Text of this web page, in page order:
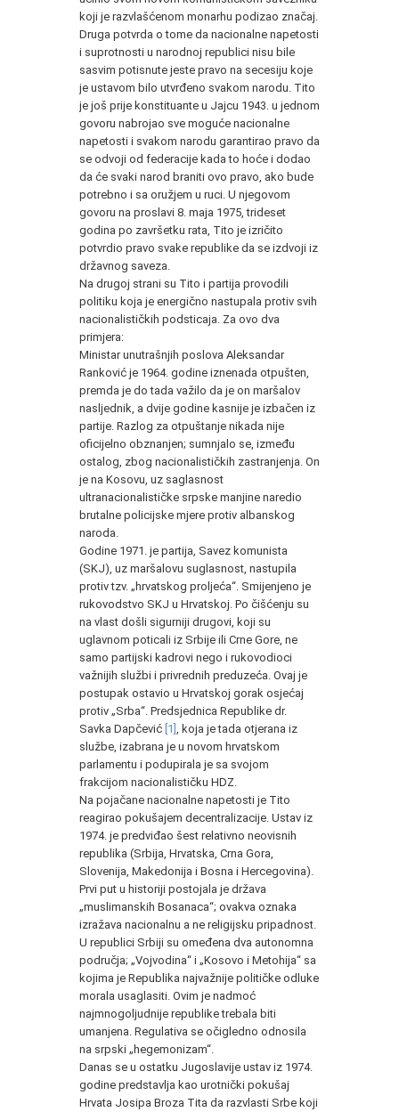
koji je razvlašćenom monarhu podizao značaj.
Druga potvrda o tome da nacionalne napetosti
i suprotnosti u narodnoj republici nisu bile
sasvim potisnute jeste pravo na secesiju koje
je ustavom bilo utvrđeno svakom narodu. Tito
je još prije konstituante u Jajcu 1943. u jednom
govoru nabrojao sve moguće nacionalne
napetosti i svakom narodu garantirao pravo da
se odvoji od federacije kada to hoće i dodao
da će svaki narod braniti ovo pravo, ako bude
potrebno i sa oružjem u ruci. U njegovom
govoru na proslavi 8. maja 1975, trideset
godina po završetku rata, Tito je izričito
potvrdio pravo svake republike da se izdvoji iz
državnog saveza.
Na drugoj strani su Tito i partija provodili
politiku koja je energično nastupala protiv svih
nacionalističkih podsticaja. Za ovo dva
primjera:
Ministar unutrašnjih poslova Aleksandar
Ranković je 1964. godine iznenada otpušten,
premda je do tada važilo da je on maršalov
nasljednik, a dvije godine kasnije je izbačen iz
partije. Razlog za otpuštanje nikada nije
oficijelno obznanjen; sumnjalo se, između
ostalog, zbog nacionalističkih zastranjenja. On
je na Kosovu, uz saglasnost
ultranacionalističke srpske manjine naredio
brutalne policijske mjere protiv albanskog
naroda.
Godine 1971. je partija, Savez komunista
(SKJ), uz maršalovu suglasnost, nastupila
protiv tzv. „hrvatskog proljeća“. Smijenjeno je
rukovodstvo SKJ u Hrvatskoj. Po čišćenju su
na vlast došli sigurniji drugovi, koji su
uglavnom poticali iz Srbije ili Crne Gore, ne
samo partijski kadrovi nego i rukovodioci
važnijih službi i privrednih preduzeća. Ovaj je
postupak ostavio u Hrvatskoj gorak osjećaj
protiv „Srba“. Predsjednica Republike dr.
Savka Dapčević [1]
, koja je tada otjerana iz
službe, izabrana je u novom hrvatskom
parlamentu i podupirala je sa svojom
frakcijom nacionalističku HDZ.
Na pojačane nacionalne napetosti je Tito
reagirao pokušajem decentralizacije. Ustav iz
1974. je predviđao šest relativno neovisnih
republika (Srbija, Hrvatska, Crna Gora,
Slovenija, Makedonija i Bosna i Hercegovina).
Prvi put u historiji postojala je država
„muslimanskih Bosanaca“; ovakva oznaka
izražava nacionalnu a ne religijsku pripadnost.
U republici Srbiji su omeđena dva autonomna
područja; „Vojvodina“ i „Kosovo i Metohija“ sa
kojima je Republika najvažnije političke odluke
morala usaglasiti. Ovim je nadmoć
najmnogoljudnije republike trebala biti
umanjena. Regulativa se očigledno odnosila
na srpski „hegemonizam“.
Danas se u ostatku Jugoslavije ustav iz 1974.
godine predstavlja kao urotnički pokušaj
Hrvata Josipa Broza Tita da razvlasti Srbe koji